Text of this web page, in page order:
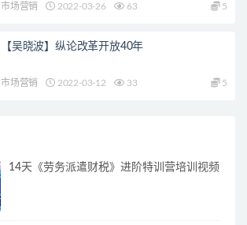
市场营销 2022-03-26 63 5
【吴晓波】纵论改革开放40年
市场营销 2022-03-12 33 5
14天《劳务派遣财税》进阶特训营培训视频